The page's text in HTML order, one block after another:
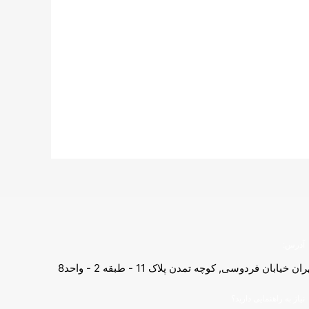
خیابان فردوسی, کوچه تمدن پلاک 11 - طبقه 2 - واحد8